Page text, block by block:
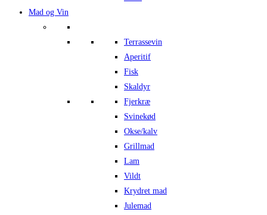
Mad og Vin
Terrassevin
Aperitif
Fisk
Skaldyr
Fjerkræ
Svinekød
Okse/kalv
Grillmad
Lam
Vildt
Krydret mad
Julemad